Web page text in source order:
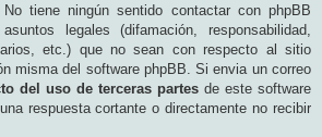
tiene ningún sentido contactar con phpBB
legales (difamación, responsabilidad,
etc.) que no sean con respecto al sitio
misma del software phpBB. Si envia un correo
del uso de terceras partes de este software
respuesta cortante o directamente no recibir